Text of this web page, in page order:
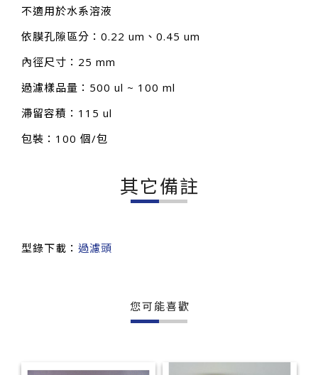
不適用於水系溶液
依膜孔隙區分：0.22 um、0.45 um
內徑尺寸：25 mm
過濾樣品量：500 ul ~ 100 ml
滯留容積：115 ul
包裝：100 個/包
其它備註
型錄下載： 過濾頭
您可能喜歡